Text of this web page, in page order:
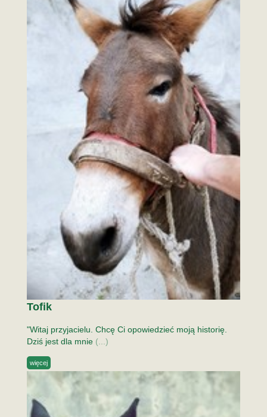
Tofik
"Witaj przyjacielu. Chcę Ci opowiedzieć moją historię.
Dziś jest dla mnie (...)
więcej